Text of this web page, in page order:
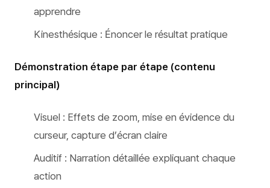
apprendre
Kinesthésique : Énoncer le résultat pratique
Démonstration étape par étape (contenu
principal)
Visuel : Effets de zoom, mise en évidence du
curseur, capture d’écran claire
Auditif : Narration détaillée expliquant chaque
action